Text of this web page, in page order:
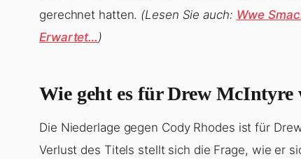
gerechnet hatten. (Lesen Sie auch: Wwe
Erwartet… )
Wie geht es für Drew McIntyre
Die Niederlage gegen Cody Rhodes ist für
Verlust des Titels stellt sich die Frage, wie er